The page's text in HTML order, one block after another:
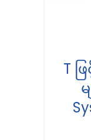
T ဖ